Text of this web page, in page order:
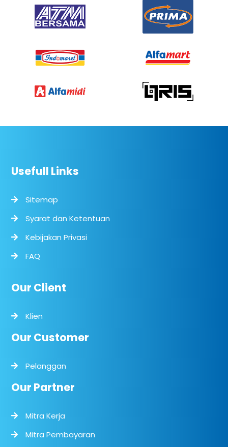
Usefull Links
Sitemap
Syarat dan Ketentuan
Kebijakan Privasi
FAQ
Our Client
Klien
Our Customer
Pelanggan
Our Partner
Mitra Kerja
Mitra Pembayaran